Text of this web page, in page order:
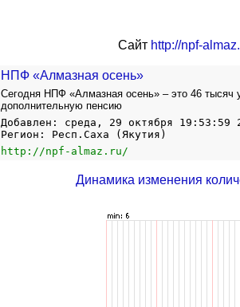
Сайт http://npf-
НПФ «Алмазная осень»
Сегодня НПФ «Алмазная осень» – это 46 тысяч
дополнительную пенсию
Добавлен: среда, 29 октября 19:53:59
Регион: Респ.Саха (Якутия)
http://npf-almaz.ru/
Динамика изменения